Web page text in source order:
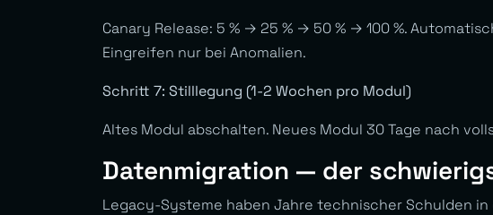
Canary Release: 5 % → 25 % → 50 % → 100 %.
Eingreifen nur bei Anomalien.
Schritt 7: Stilllegung (1-2 Wochen pro Modul)
Altes Modul abschalten. Neues Modul 30 Tage nach
Datenmigration — der
Legacy-Systeme haben Jahre technischer Schulden